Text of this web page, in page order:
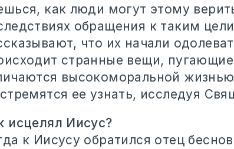
как люди могут этому
обращения к таким
что их начали
странные вещи,
высокоморальной
ее узнать, исследуя
исцелял Иисус?
к Иисусу обратился отец